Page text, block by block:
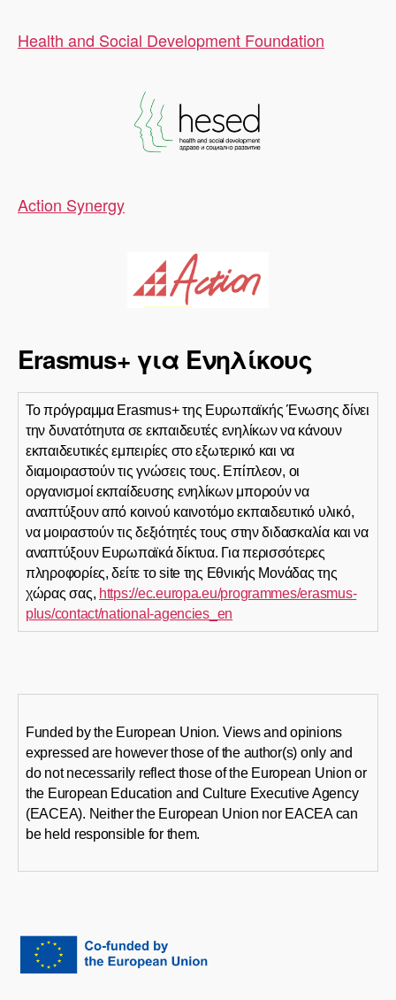
Health and Social Development Foundation
Action Synergy
Erasmus+ για Ενηλίκους
Το πρόγραμμα Erasmus+ της Ευρωπαϊκής Ένωσης δίνει
την δυνατότηυτα σε εκπαιδευτές ενηλίκων να κάνουν
εκπαιδευτικές εμπειρίες στο εξωτερικό και να
διαμοιραστούν τις γνώσεις τους. Επίπλεον, οι
οργανισμοί εκπαίδευσης ενηλίκων μπορούν να
αναπτύξουν από κοινού καινοτόμο εκπαιδευτικό υλικό,
να μοιραστούν τις δεξιότητές τους στην διδασκαλία και να
αναπτύξουν Ευρωπαϊκά δίκτυα. Για περισσότερες
πληροφορίες, δείτε το site της Εθνικής Μονάδας της
χώρας σας, https://ec.europa.eu/programmes/erasmus-
plus/contact/national-agencies_en
Funded by the European Union. Views and opinions
expressed are however those of the author(s) only and
do not necessarily reflect those of the European Union or
the European Education and Culture Executive Agency
(EACEA). Neither the European Union nor EACEA can
be held responsible for them.